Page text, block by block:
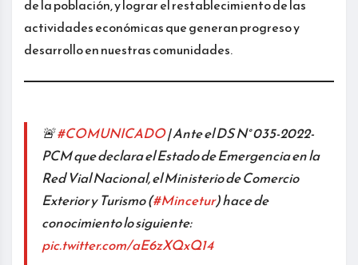
de la población, y lograr el restablecimiento de las
actividades económicas que generan progreso y
desarrollo en nuestras comunidades.
🚨#COMUNICADO| Ante el DS N° 035-2022-
PCM que declara el Estado de Emergencia en la
Red Vial Nacional, el Ministerio de Comercio
Exterior y Turismo (#Mincetur) hace de
conocimiento lo siguiente:
pic.twitter.com/aE6zXQxQ14